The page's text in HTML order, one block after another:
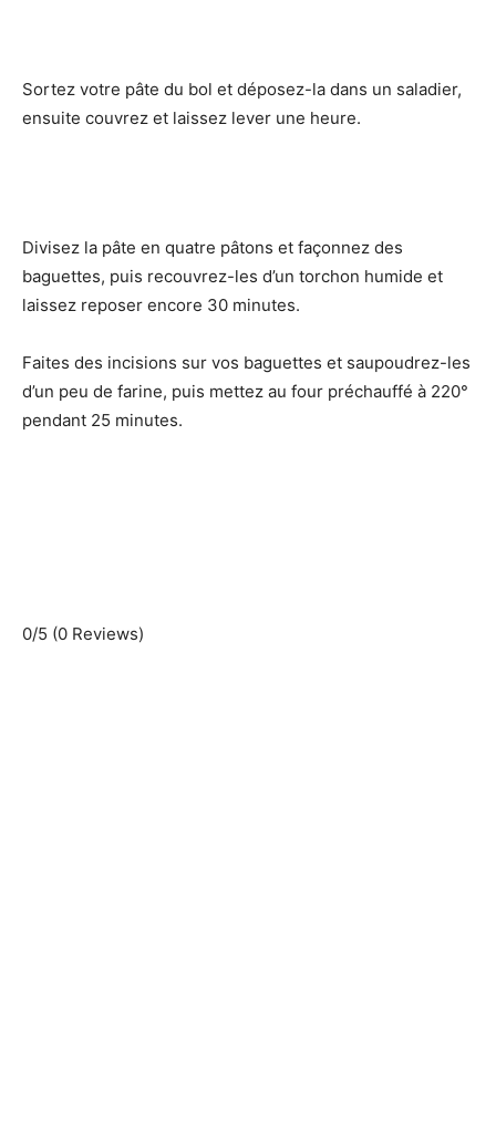
Sortez votre pâte du bol et déposez-la dans un saladier,
ensuite couvrez et laissez lever une heure.
Divisez la pâte en quatre pâtons et façonnez des
baguettes, puis recouvrez-les d’un torchon humide et
laissez reposer encore 30 minutes.
Faites des incisions sur vos baguettes et saupoudrez-les
d’un peu de farine, puis mettez au four préchauffé à 220°
pendant 25 minutes.
0/5 (0 Reviews)